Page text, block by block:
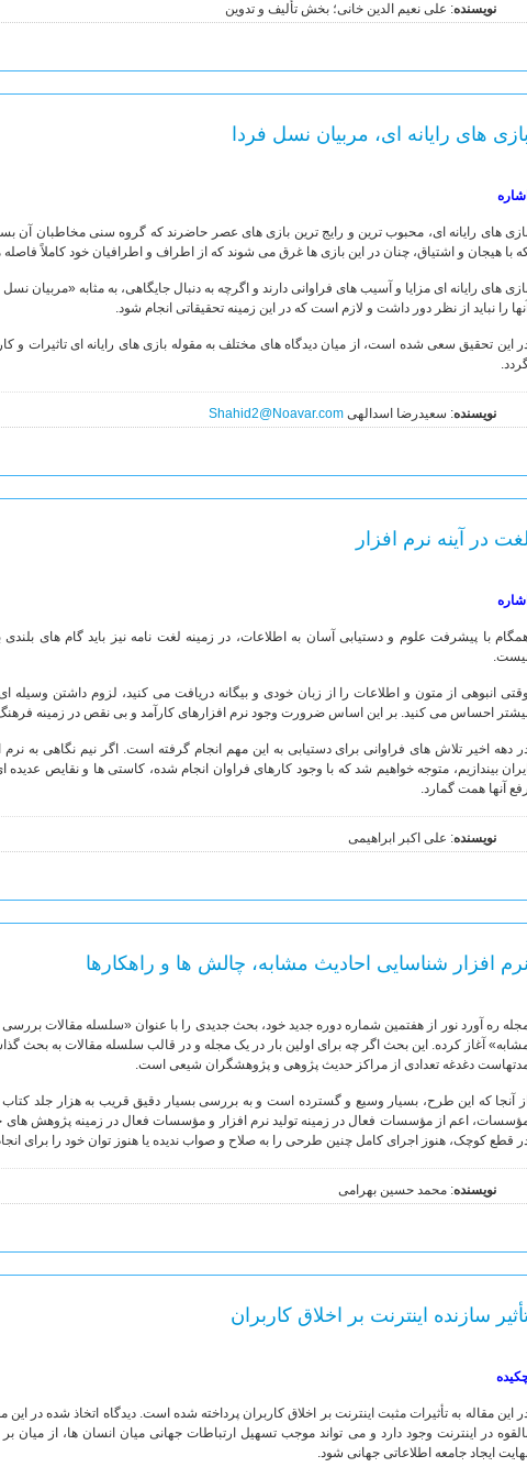
نویسنده: علی نعیم الدین خانی؛ بخش تألیف و تدوین
بازی های رایانه ای، مربیان نسل فردا
اشاره
های رایانه ای، محبوب ترین و رایج ترین بازی های عصر حاضرند که گروه سنی مخاطبان آن
با هیجان و اشتیاق، چنان در این بازی ها غرق می شوند که از اطراف و اطرافیان خود کاملاً فاصله
آنها را نباید از نظر دور داشت و لازم است که در این زمینه تحقیقاتی انجام شود.
این تحقیق سعی شده است، از میان دیدگاه های مختلف به مقوله بازی های رایانه ای تاثیرات و
نویسنده: سعیدرضا اسدالهی Shahid2@Noavar.com
لغت در آینه نرم افزار
اشاره
با پیشرفت علوم و دستیابی آسان به اطلاعات، در زمینه لغت نامه نیز باید گام های
وقتی انبوهی از متون و اطلاعات را از زبان خودی و بیگانه دریافت می کنید، لزوم داشتن وسیله
احساس می کنید. بر این اساس ضرورت وجود نرم افزارهای کارآمد و بی نقص در زمینه
دهه اخیر تلاش های فراوانی برای دستیابی به این مهم انجام گرفته است. اگر نیم نگاهی به
ایران بیندازیم، متوجه خواهیم شد که با وجود کارهای فراوان انجام شده، کاستی ها و نقایص
رفع آنها همت گمارد.
نویسنده: علی اکبر ابراهیمی
نرم افزار شناسایی احادیث مشابه، چالش ها و راهکارها
ره آورد نور از هفتمین شماره دوره جدید خود، بحث جدیدی را با عنوان «سلسله مقالات
دغدغه تعدادی از مراکز حدیث پژوهی و پژوهشگران شیعی است.
از آنجا که این طرح، بسیار وسیع و گسترده است و به بررسی بسیار دقیق قریب به هزار جلد
اعم از مؤسسات فعال در زمینه تولید نرم افزار و مؤسسات فعال در زمینه پژوهش های
قطع کوچک، هنوز اجرای کامل چنین طرحی را به صلاح و صواب ندیده یا هنوز توان خود را برای
نویسنده: محمد حسین بهرامی
سازنده اینترنت بر اخلاق کاربران
این مقاله به تأثیرات مثبت اینترنت بر اخلاق کاربران پرداخته شده است. دیدگاه اتخاذ شده در
در اینترنت وجود دارد و می تواند موجب تسهیل ارتباطات جهانی میان انسان ها، از میان
ایجاد جامعه اطلاعاتی جهانی شود.